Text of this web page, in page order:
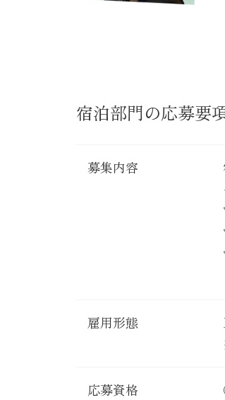
宿泊部門の応募要
募集内容
雇用形態
応募資格